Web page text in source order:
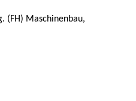
(FH) Maschinenbau,